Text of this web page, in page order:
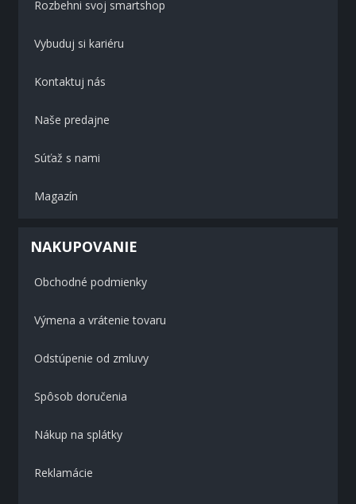
Rozbehni svoj smartshop
Vybuduj si kariéru
Kontaktuj nás
Naše predajne
Súťaž s nami
Magazín
NAKUPOVANIE
Obchodné podmienky
Výmena a vrátenie tovaru
Odstúpenie od zmluvy
Spôsob doručenia
Nákup na splátky
Reklamácie